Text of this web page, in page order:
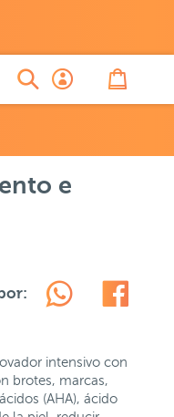
e
intensivo con
brotes, marcas,
(AHA), ácido